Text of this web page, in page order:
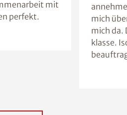
mit
perfekt.
mich
mich da.
klasse.